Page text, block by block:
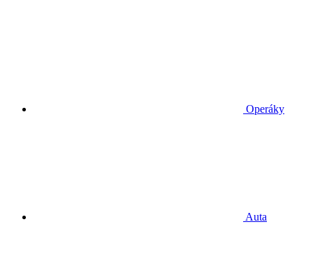
Operáky
Auta